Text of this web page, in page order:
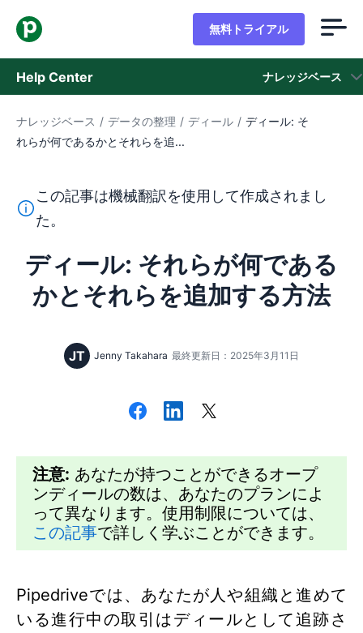
無料トライアル
Help Center ナレッジベース
ナレッジベース
サポートに問い合わせる
ナレッジベース / データの整理 / ディール / ディール: そ
れらが何であるかとそれらを追...
このテキストは機械翻訳ツールを使用して英語から翻訳
この記事は機械翻訳を使用して作成されまし
た。
ディール: それらが何である
かとそれらを追加する方法
JT Jenny Takahara 最終更新日：2025年3月11日
注意: あなたが持つことができるオープ
ンディールの数は、あなたのプランによ
って異なります。使用制限については、
この記事で詳しく学ぶことができます。
Pipedriveでは、あなたが人や組織と進めて
いる進行中の取引はディールとして追跡さ